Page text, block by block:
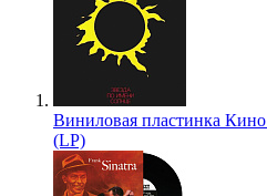
Виниловая пластинка
(LP)